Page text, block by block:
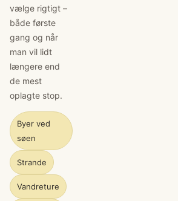
vælge rigtigt –
både første
gang og når
man vil lidt
længere end
de mest
oplagte stop.
Byer ved
søen
Strande
Vandreture